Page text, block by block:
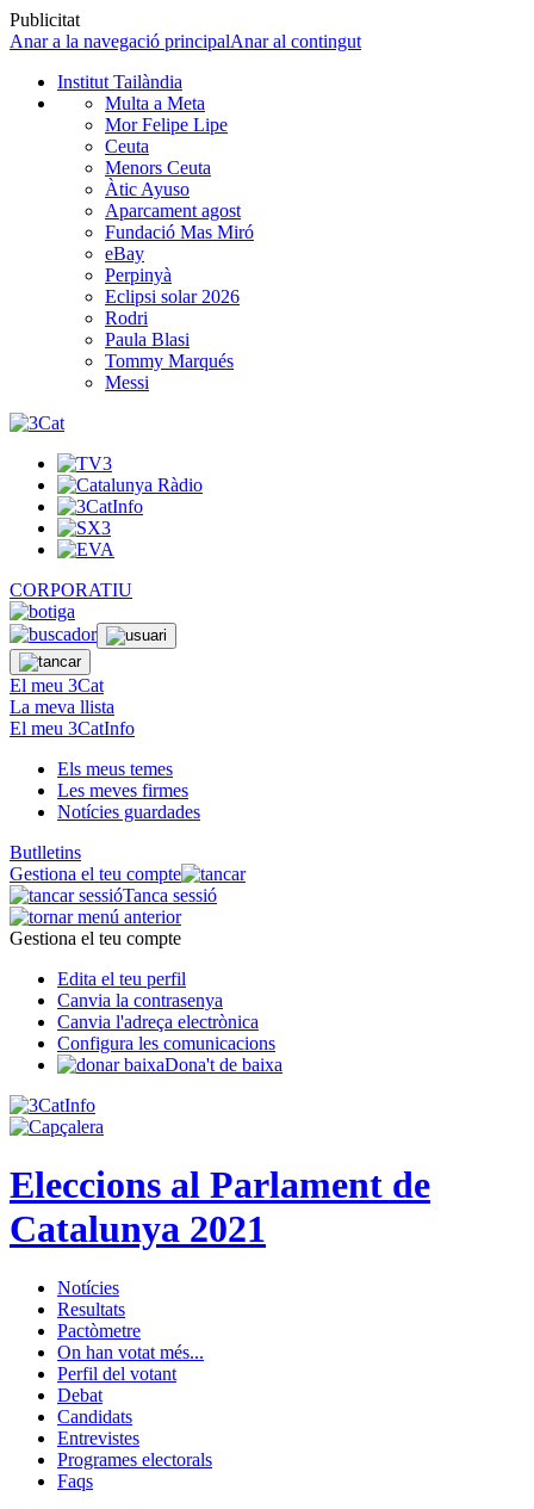
Publicitat
Anar a la navegació principalAnar al contingut
Institut Tailàndia
Multa a Meta
Mor Felipe Lipe
Ceuta
Menors Ceuta
Àtic Ayuso
Aparcament agost
Fundació Mas Miró
eBay
Perpinyà
Eclipsi solar 2026
Rodri
Paula Blasi
Tommy Marqués
Messi
CORPORATIU
El meu 3Cat
La meva llista
El meu 3CatInfo
Els meus temes
Les meves firmes
Notícies guardades
Butlletins
Gestiona el teu compte
Tanca sessió
Gestiona el teu compte
Edita el teu perfil
Canvia la contrasenya
Canvia l'adreça electrònica
Configura les comunicacions
Dona't de baixa
Eleccions al Parlament de
Catalunya 2021
Notícies
Resultats
Pactòmetre
On han votat més...
Perfil del votant
Debat
Candidats
Entrevistes
Programes electorals
Faqs